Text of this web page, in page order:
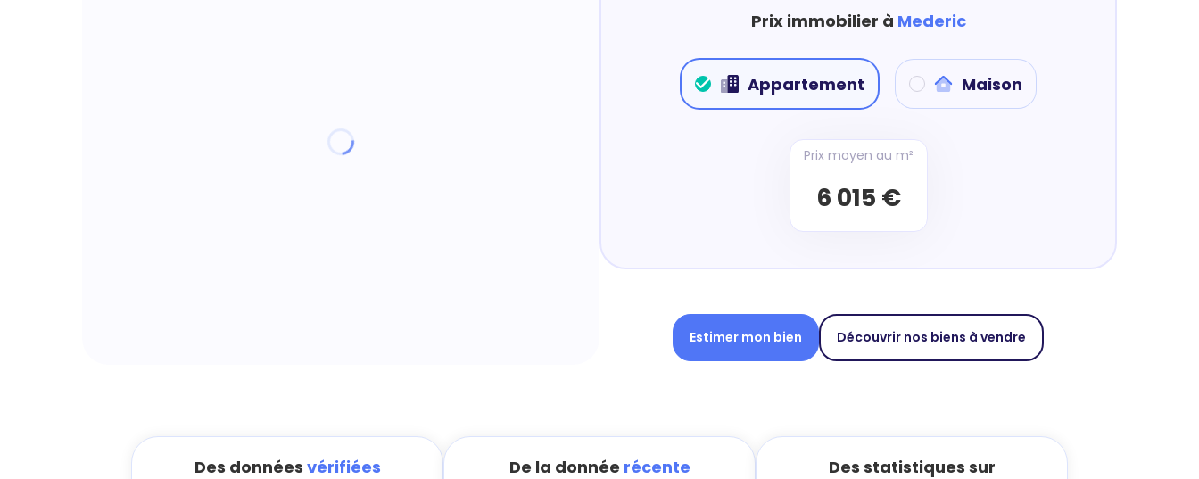
Prix immobilier à Mederic
Appartement Maison
Prix moyen au m²
6 015 €
Estimer mon bien Découvrir nos biens à vendre
Des données vérifiées
De la donnée récente
Des statistiques sur